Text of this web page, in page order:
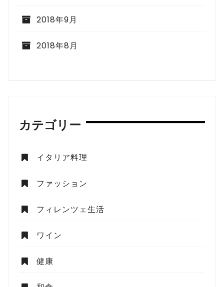
2018年9月
2018年8月
カテゴリー
イタリア料理
ファッション
フィレンツェ生活
ワイン
健康